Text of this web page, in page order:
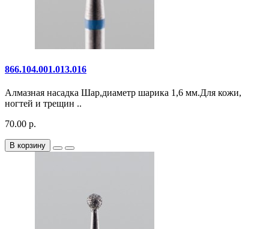
866.104.001.013.016
Алмазная насадка Шар,диаметр шарика 1,6 мм.Для кожи,
ногтей и трещин ..
70.00 р.
В корзину